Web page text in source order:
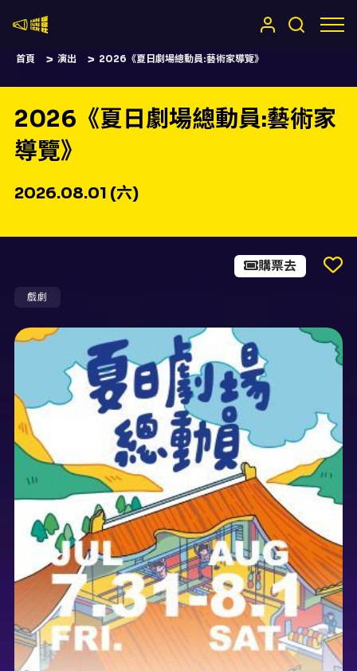
首頁 演出 2026《夏日劇場總動員:藝術家導覽》
2026《夏日劇場總動員:藝術家
導覽》
2026.08.01 (六)
戲劇
購票去